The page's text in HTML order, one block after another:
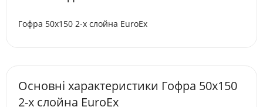
Гофра 50х150 2-х слойна EuroEx
Основні характеристики Гофра 50х150
2-х слойна EuroEx